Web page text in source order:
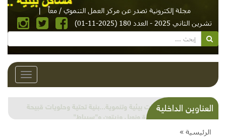
مجلة إلكترونية تصدر عن مركز العمل التنموي / معاً
|
تشرين الثاني 2025 - العدد 180 (2025-11-01)
Toggle
العناوين الداخليةشذرات بيئية وتنموية...بنية تحتية وحلويات قبيحة
وحاكورة ونوبل وزيتون و"سيباط"
الرئيسية »